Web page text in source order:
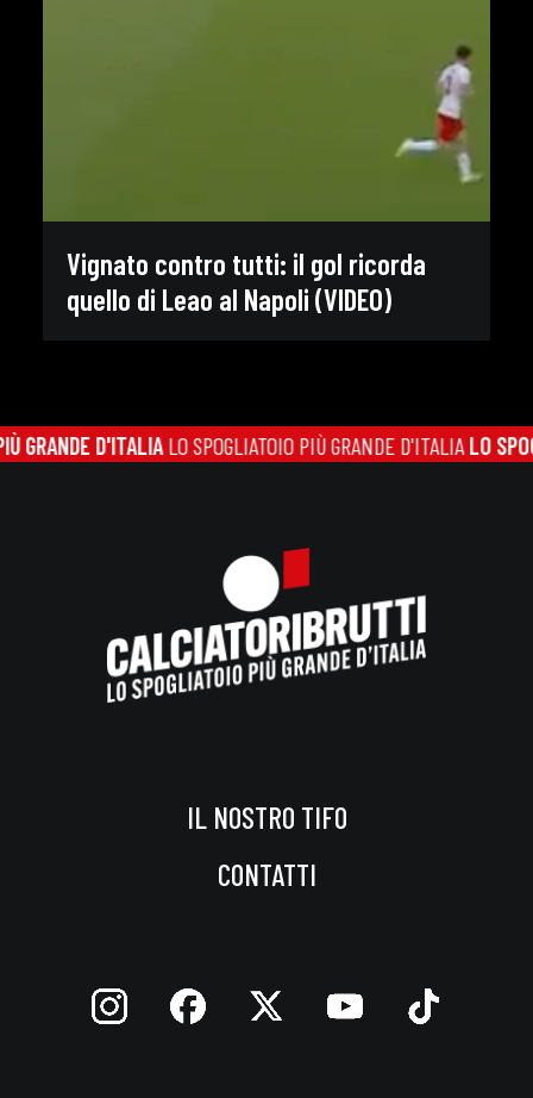
Vignato contro tutti: il gol ricorda
quello di Leao al Napoli (VIDEO)
D'ITALIALO SPOGLIATOIO PIÙ GRANDE D'ITALIALO
IL NOSTRO TIFO
CONTATTI